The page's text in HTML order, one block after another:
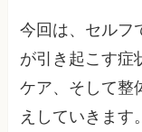
今回は、セルフ
が引き起こす症
ケア、そして整
えしていきます。